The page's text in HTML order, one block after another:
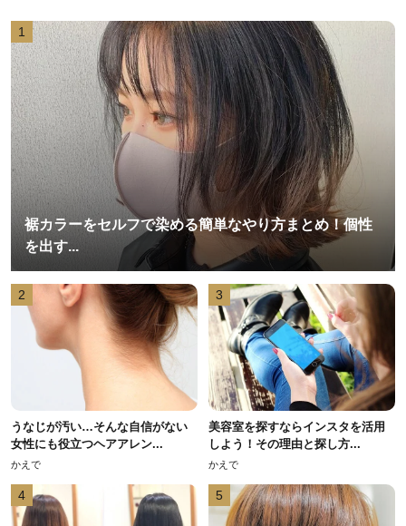
1
裾カラーをセルフで染める簡単なやり方まとめ！個性
を出す...
2
うなじが汚い…そんな自信がない
女性にも役立つヘアアレン...
かえで
3
美容室を探すならインスタを活用
しよう！その理由と探し方...
かえで
4 5